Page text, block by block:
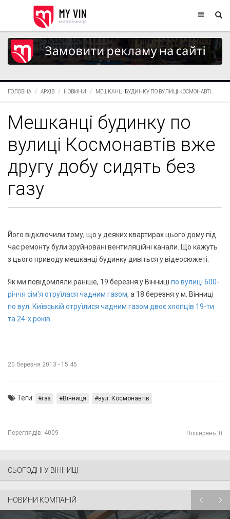
ГОЛОВНА АРХІВ НОВИНИ МЕШКАНЦІ БУДИНКУ ПО ВУЛИЦІ КОСМОНАВТІ...
Мешканці будинку по
вулиці Космонавтів вже
другу добу сидять без
газу
Його відключили тому, що у деяких квартирах цього дому під
час ремонту були зруйновані вентиляційні канали. Що кажуть
з цього приводу мешканці будинку дивіться у відеосюжеті:
Як ми повідомляли раніше, 19 березня у Вінниці по вулиці 600-
річчя сім’я отруїлася чадним газом, а 18 березня у м. Вінниці
по вул. Київській отруїлися чадним газом двоє хлопців 19-ти
та 24-х років
20 березня 2013 - 15:45
Теги: газ Вінниця вул. Космонавтів
Переглядів: 4009 Поширень: 0
СЬОГОДНІ У ВІННИЦІ
НОВИНИ КОМПАНІЙ